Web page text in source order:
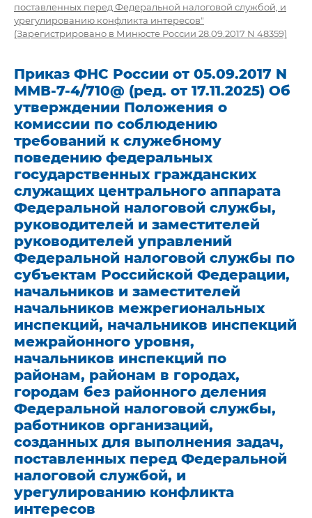
поставленных перед Федеральной налоговой службой, и
урегулированию конфликта интересов"
(Зарегистрировано в Минюсте России 28.09.2017 N 48359)
Приказ ФНС России от 05.09.2017 N
ММВ-7-4/710@ (ред. от 17.11.2025) Об
утверждении Положения о
комиссии по соблюдению
требований к служебному
поведению федеральных
государственных гражданских
служащих центрального аппарата
Федеральной налоговой службы,
руководителей и заместителей
руководителей управлений
Федеральной налоговой службы по
субъектам Российской Федерации,
начальников и заместителей
начальников межрегиональных
инспекций, начальников инспекций
межрайонного уровня,
начальников инспекций по
районам, районам в городах,
городам без районного деления
Федеральной налоговой службы,
работников организаций,
созданных для выполнения задач,
поставленных перед Федеральной
налоговой службой, и
урегулированию конфликта
интересов